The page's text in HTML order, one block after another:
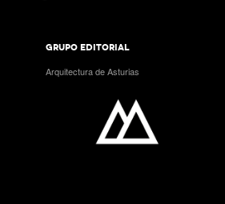
GRUPO EDITORIAL
Arquitectura de Asturias